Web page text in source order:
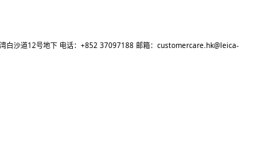
白沙道12号地下 电话：+852 37097188 邮箱：customercare.hk@leica-